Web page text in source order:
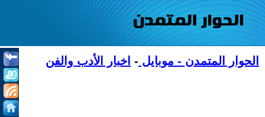
الحوار المتمدن - موبايل - اخبار الأدب والفن